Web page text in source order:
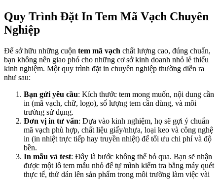
Quy Trình Đặt In Tem Mã Vạch Chuyên
Nghiệp
Để sở hữu những cuộn tem mã vạch chất lượng cao, đúng chuẩn,
bạn không nên giao phó cho những cơ sở kinh doanh nhỏ lẻ thiếu
kinh nghiệm. Một quy trình đặt in chuyên nghiệp thường diễn ra
như sau:
Bạn gửi yêu cầu: Kích thước tem mong muốn, nội dung cần
in (mã vạch, chữ, logo), số lượng tem cần dùng, và môi
trường sử dụng.
Đơn vị in tư vấn: Dựa vào kinh nghiệm, họ sẽ gợi ý chuẩn
mã vạch phù hợp, chất liệu giấy/nhựa, loại keo và công nghệ
in (in nhiệt trực tiếp hay truyền nhiệt) để tối ưu chi phí và độ
bền.
In mẫu và test: Đây là bước không thể bỏ qua. Bạn sẽ nhận
được một lô tem mẫu nhỏ để tự mình kiểm tra bằng máy quét
thực tế, thử dán lên sản phẩm trong môi trường làm việc vài